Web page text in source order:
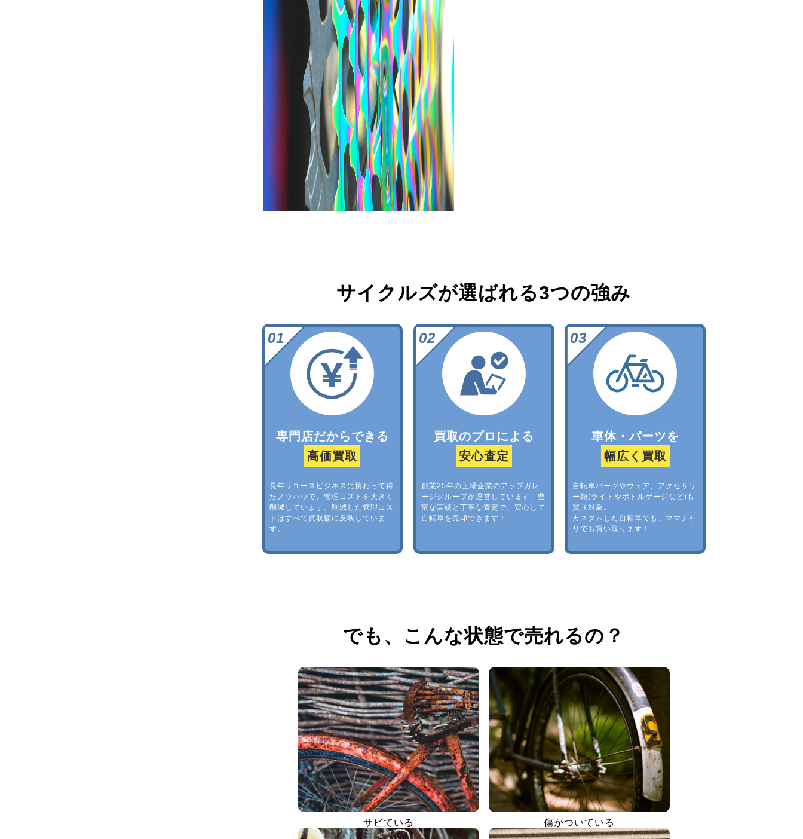
サイクルズが選ばれる3つの強み
専門店だからできる
高価買取
長年リユースビジネスに携わって得
たノウハウで、管理コストを大きく
削減しています。削減した管理コス
トはすべて買取額に反映していま
す。
買取のプロによる
安心査定
創業25年の上場企業のアップガレ
ージグループが運営しています。豊
富な実績と丁寧な査定で、安心して
自転車を売却できます！
車体・パーツを
幅広く買取
自転車パーツやウェア、アクセサリ
ー類(ライトやボトルゲージなど)も
買取対象。
カスタムした自転車でも、ママチャ
リでも買い取ります！
でも、 こんな状態で売れるの？
サビている 傷がついている